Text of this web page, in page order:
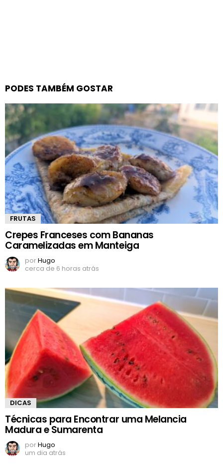
PODES TAMBÉM GOSTAR
FRUTAS
Crepes Franceses com Bananas
Caramelizadas em Manteiga
porHugo
cerca de 6 horas atrás
DICAS
Técnicas para Encontrar uma Melancia
Madura e Sumarenta
porHugo
um dia atrás